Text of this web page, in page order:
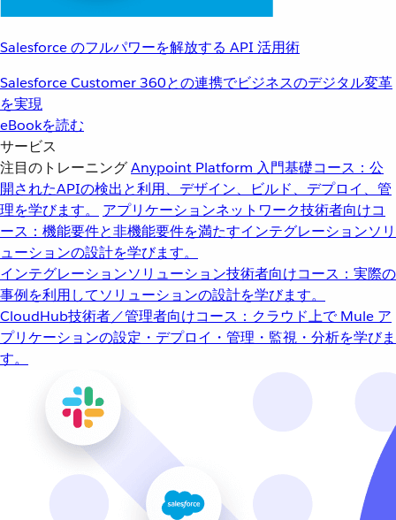
Salesforce のフルパワーを解放する API 活用術
Salesforce Customer 360との連携でビジネスのデジタル変革
を実現
eBookを読む
サービス
注目のトレーニングAnypoint Platform 入門基礎コース：公
開されたAPIの検出と利用、デザイン、ビルド、デプロイ、管
理を学びます。
アプリケーションネットワーク技術者向けコ
ース：機能要件と非機能要件を満たすインテグレーションソリ
ューションの設計を学びます。
インテグレーションソリューション技術者向けコース：実際の
事例を利用してソリューションの設計を学びます。
CloudHub技術者／管理者向けコース：クラウド上で Mule ア
プリケーションの設定・デプロイ・管理・監視・分析を学びま
す。